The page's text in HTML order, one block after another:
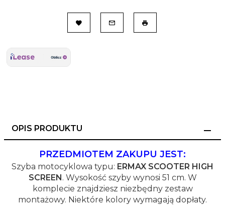
OPIS PRODUKTU
PRZEDMIOTEM ZAKUPU JEST:
Szyba motocyklowa typu: ERMAX SCOOTER HIGH
SCREEN . Wysokość szyby wynosi 51 cm. W
komplecie znajdziesz niezbędny zestaw
montażowy. Niektóre kolory wymagają dopłaty.